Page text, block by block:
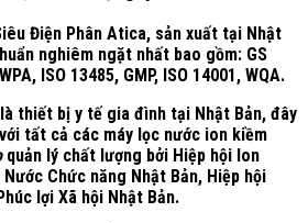
Điện Phân Atica, sản xuất tại Nhật
nghiêm ngặt nhất bao gồm: GS
ISO 13485, GMP, ISO 14001, WQA.
thiết bị y tế gia đình tại Nhật Bản, đây
tất cả các máy lọc nước ion kiềm
quản lý chất lượng bởi Hiệp hội Ion
Chức năng Nhật Bản, Hiệp hội
lợi Xã hội Nhật Bản.